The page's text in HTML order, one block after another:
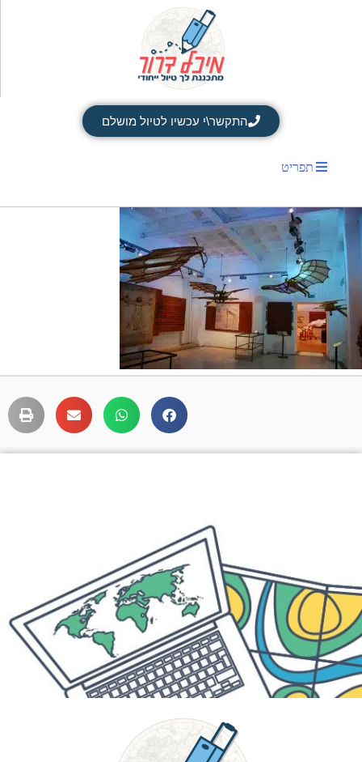
התקשר\י עכשיו לטיול מושלם
תפריט